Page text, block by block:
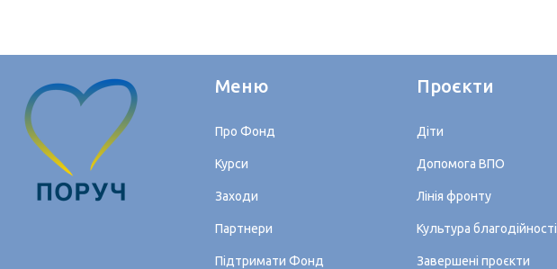
Меню
Про Фонд
Курси
Заходи
Партнери
Підтримати Фонд
Проєкти
Діти
Допомога ВПО
Лінія фронту
Культура благодійності
Завершені проєкти